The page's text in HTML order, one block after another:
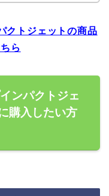
トジェットの商品
ら
ンパクトジェ
購入したい方